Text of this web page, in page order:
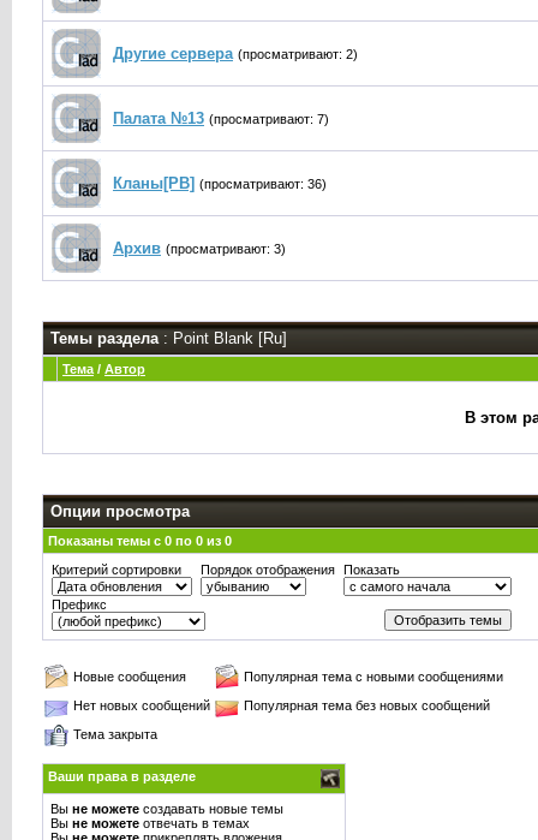
Другие сервера (просматривают: 2)
Палата №13 (просматривают: 7)
Кланы[PB] (просматривают: 36)
Архив (просматривают: 3)
Темы раздела: Point Blank [Ru]
Тема/ Автор
В этом
Опции просмотра
Показаны темы с 0 по 0 из 0
Критерий сортировки
Порядок отображения Показать
Префикс
Новые сообщения
Популярная тема с новыми сообщениями
Нет новых сообщений
Популярная тема без новых сообщений
Тема закрыта
Ваши права в разделе
Вы не можетесоздавать новые темы
Вы не можетеотвечать в темах